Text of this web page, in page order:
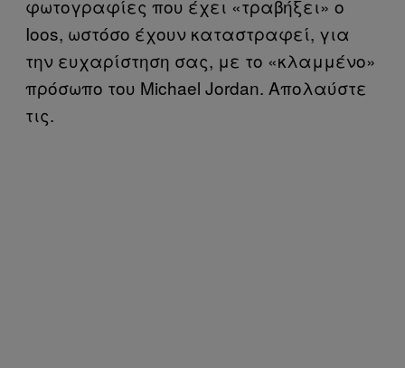
φωτογραφίες που έχει «τραβήξει» ο
Ioos, ωστόσο έχουν καταστραφεί, για
την ευχαρίστηση σας, με το «κλαμμένο»
πρόσωπο του Michael Jordan. Απολαύστε
τις.